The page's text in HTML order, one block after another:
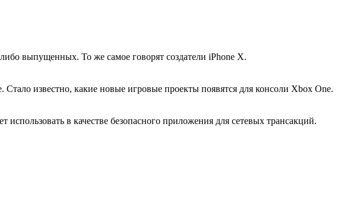
выпущенных. То же самое говорят создатели iPhone X.
известно, какие новые игровые проекты появятся для консоли Xbox One.
в качестве безопасного приложения для сетевых трансакций.